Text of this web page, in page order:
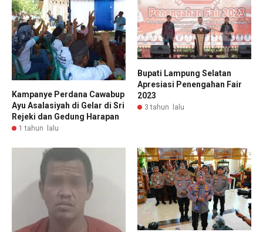
Kampanye Perdana Cawabup
Ayu Asalasiyah di Gelar di Sri
Rejeki dan Gedung Harapan
1 tahun lalu
Bupati Lampung Selatan
Apresiasi Penengahan Fair
2023
3 tahun lalu